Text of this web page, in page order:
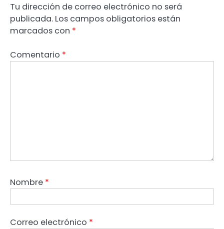
Tu dirección de correo electrónico no será
publicada. Los campos obligatorios están
marcados con *
Comentario *
Nombre *
Correo electrónico *